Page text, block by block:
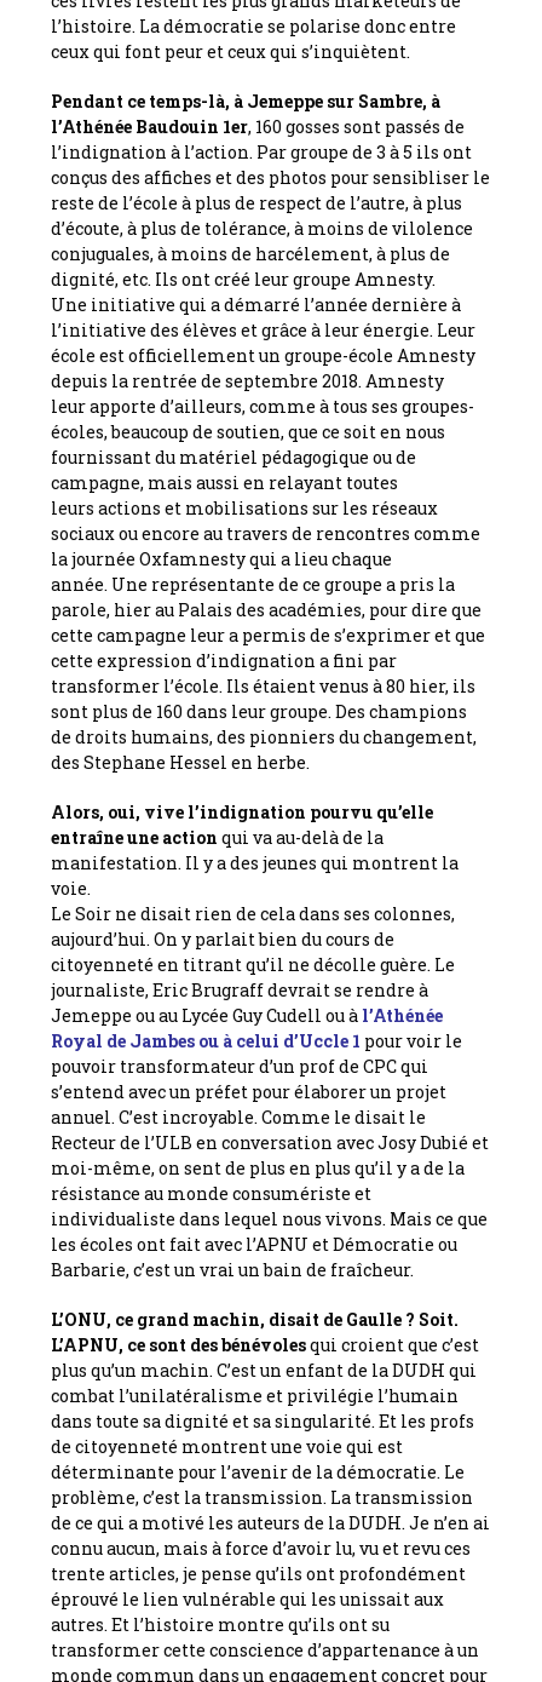
l’histoire. La démocratie se polarise donc entre
ceux qui font peur et ceux qui s’inquiètent.
Pendant ce temps-là, à Jemeppe sur Sambre, à
l’Athénée Baudouin 1er, 160 gosses sont passés de
l’indignation à l’action. Par groupe de 3 à 5 ils ont
conçus des affiches et des photos pour sensibliser le
reste de l’école à plus de respect de l’autre, à plus
d’écoute, à plus de tolérance, à moins de vilolence
conjuguales, à moins de harcélement, à plus de
dignité, etc. Ils ont créé leur groupe Amnesty.
Une initiative qui a démarré l’année dernière à
l’initiative des élèves et grâce à leur énergie. Leur
école est officiellement un groupe-école Amnesty
depuis la rentrée de septembre 2018. Amnesty
leur apporte d’ailleurs, comme à tous ses groupes-
écoles, beaucoup de soutien, que ce soit en nous
fournissant du matériel pédagogique ou de
campagne, mais aussi en relayant toutes
leurs actions et mobilisations sur les réseaux
sociaux ou encore au travers de rencontres comme
la journée Oxfamnesty qui a lieu chaque
année. Une représentante de ce groupe a pris la
parole, hier au Palais des académies, pour dire que
cette campagne leur a permis de s’exprimer et que
cette expression d’indignation a fini par
transformer l’école. Ils étaient venus à 80 hier, ils
sont plus de 160 dans leur groupe. Des champions
de droits humains, des pionniers du changement,
des Stephane Hessel en herbe.
Alors, oui, vive l’indignation pourvu qu’elle
entraîne une action qui va au-delà de la
manifestation. Il y a des jeunes qui montrent la
voie.
Le Soir ne disait rien de cela dans ses colonnes,
aujourd’hui. On y parlait bien du cours de
citoyenneté en titrant qu’il ne décolle guère. Le
journaliste, Eric Brugraff devrait se rendre à
Jemeppe ou au Lycée Guy Cudell ou à l’Athénée
Royal de Jambes ou à celui d’Uccle 1 pour voir le
pouvoir transformateur d’un prof de CPC qui
s’entend avec un préfet pour élaborer un projet
annuel. C’est incroyable. Comme le disait le
Recteur de l’ULB en conversation avec Josy Dubié et
moi-même, on sent de plus en plus qu’il y a de la
résistance au monde consumériste et
individualiste dans lequel nous vivons. Mais ce que
les écoles ont fait avec l’APNU et Démocratie ou
Barbarie, c’est un vrai un bain de fraîcheur.
L’ONU, ce grand machin, disait de Gaulle ? Soit.
L’APNU, ce sont des bénévolesqui croient que c’est
plus qu’un machin. C’est un enfant de la DUDH qui
combat l’unilatéralisme et privilégie l’humain
dans toute sa dignité et sa singularité. Et les profs
de citoyenneté montrent une voie qui est
déterminante pour l’avenir de la démocratie. Le
problème, c’est la transmission. La transmission
de ce qui a motivé les auteurs de la DUDH. Je n’en ai
connu aucun, mais à force d’avoir lu, vu et revu ces
trente articles, je pense qu’ils ont profondément
éprouvé le lien vulnérable qui les unissait aux
autres. Et l’histoire montre qu’ils ont su
transformer cette conscience d’appartenance à un
monde commun dans un engagement concret pour